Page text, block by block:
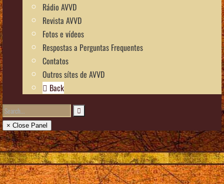
Rádio AVVD
Revista AVVD
Fotos e vídeos
Respostas a Perguntas Frequentes
Contatos
Outros sítes de AVVD
Back
× Close Panel